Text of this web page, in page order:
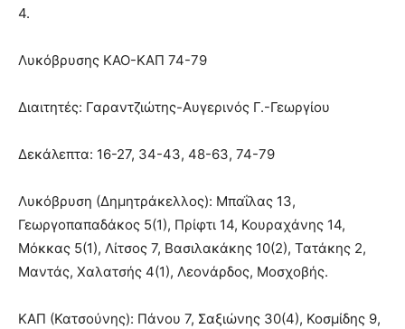
4.
Λυκόβρυσης ΚΑΟ-ΚΑΠ 74-79
Διαιτητές: Γαραντζιώτης-Αυγερινός Γ.-Γεωργίου
Δεκάλεπτα: 16-27, 34-43, 48-63, 74-79
Λυκόβρυση (Δημητράκελλος): Μπαΐλας 13,
Γεωργοπαπαδάκος 5(1), Πρίφτι 14, Κουραχάνης 14,
Μόκκας 5(1), Λίτσος 7, Βασιλακάκης 10(2), Τατάκης 2,
Μαντάς, Χαλατσής 4(1), Λεονάρδος, Μοσχοβής.
ΚΑΠ (Κατσούνης): Πάνου 7, Σαξιώνης 30(4), Κοσμίδης 9,